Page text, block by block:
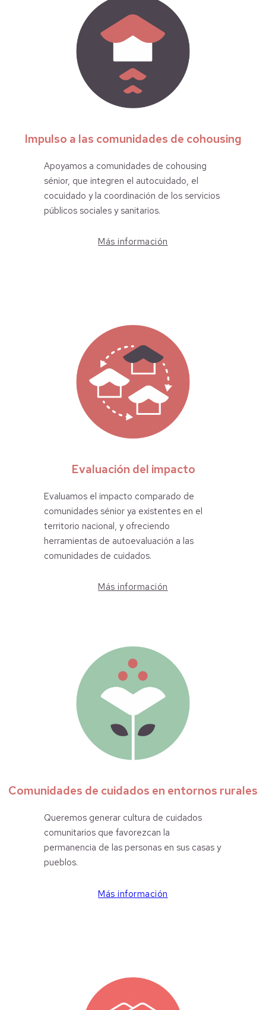
Impulso a las comunidades de cohousing
Apoyamos a comunidades de cohousing
sénior, que integren el autocuidado, el
cocuidado y la coordinación de los servicios
públicos sociales y sanitarios.
Más información
Evaluación del impacto
Evaluamos el impacto comparado de
comunidades sénior ya existentes en el
territorio nacional, y ofreciendo
herramientas de autoevaluación a las
comunidades de cuidados.
Más información
Comunidades de cuidados en entornos rurales
Queremos generar cultura de cuidados
comunitarios que favorezcan la
permanencia de las personas en sus casas y
pueblos.
Más información